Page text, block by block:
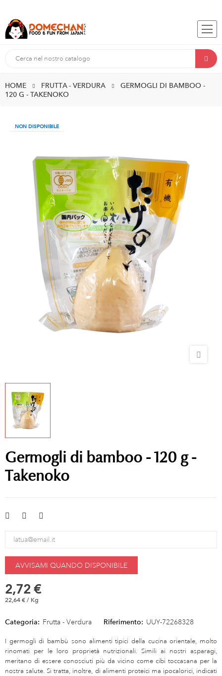
HOME FRUTTA - VERDURA
GERMOGLI DI BAMBOO -
120 G - TAKENOKO
NON DISPONIBILE
Germogli di bamboo - 120 g -
Takenoko
AVVISAMI QUANDO DISPONIBILE
2,72 €
22,64 € / Kg
Categoria: Frutta - Verdura Riferimento: UUY-72268328
I germogli di bambù sono alimenti tipici della cucina orientale, molto
rinomati per le loro proprietà nutrizionali. Simili ai nostri asparagi,
meritano di essere conosciuti più da vicino come cibi toccasana per la
nostra salute. Si tratta, inoltre, di alimenti proteici ma ipocalorici, indicati